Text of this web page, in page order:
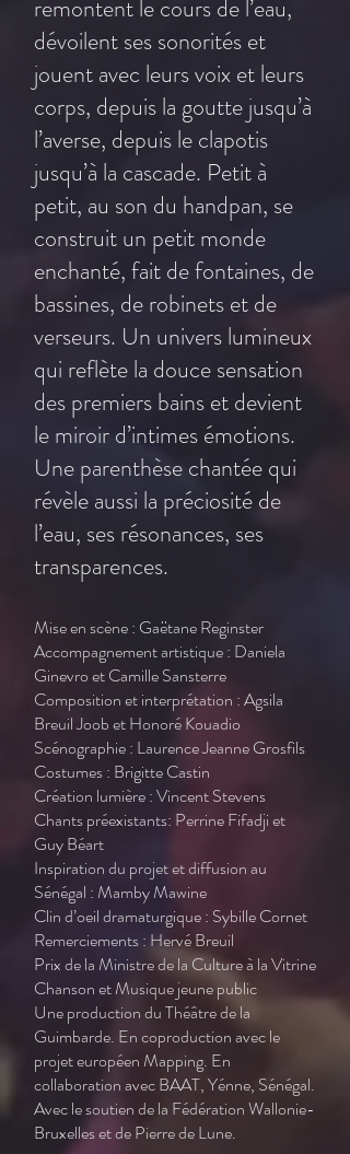
remontent le cours de l’eau,
dévoilent ses sonorités et
jouent avec leurs voix et leurs
corps, depuis la goutte jusqu’à
l’averse, depuis le clapotis
jusqu’à la cascade. Petit à
petit, au son du handpan, se
construit un petit monde
enchanté, fait de fontaines, de
bassines, de robinets et de
verseurs. Un univers lumineux
qui reflète la douce sensation
des premiers bains et devient
le miroir d’intimes émotions.
Une parenthèse chantée qui
révèle aussi la préciosité de
l’eau, ses résonances, ses
transparences.
Mise en scène : Gaëtane Reginster
Accompagnement artistique : Daniela
Ginevro et Camille Sansterre
Composition et interprétation : Agsila
Breuil Joob et Honoré Kouadio
Scénographie : Laurence Jeanne Grosfils
Costumes : Brigitte Castin
Création lumière : Vincent Stevens
Chants préexistants: Perrine Fifadji et
Guy Béart
Inspiration du projet et diffusion au
Sénégal : Mamby Mawine
Clin d’oeil dramaturgique : Sybille Cornet
Remerciements : Hervé Breuil
Prix de la Ministre de la Culture à la Vitrine
Chanson et Musique jeune public
Une production du Théâtre de la
Guimbarde. En coproduction avec le
projet européen Mapping. En
collaboration avec BAAT, Yénne, Sénégal.
Avec le soutien de la Fédération Wallonie-
Bruxelles et de Pierre de Lune.